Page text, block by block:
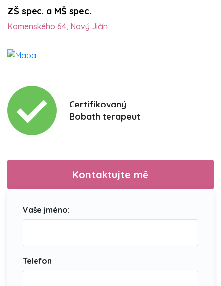
ZŠ spec. a MŠ spec.
Komenského 64, Nový Jičín
Certifikovaný
Bobath terapeut
Kontaktujte mě
Vaše jméno:
Telefon